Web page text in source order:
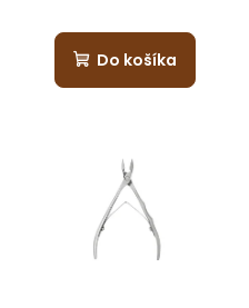
Do košíka